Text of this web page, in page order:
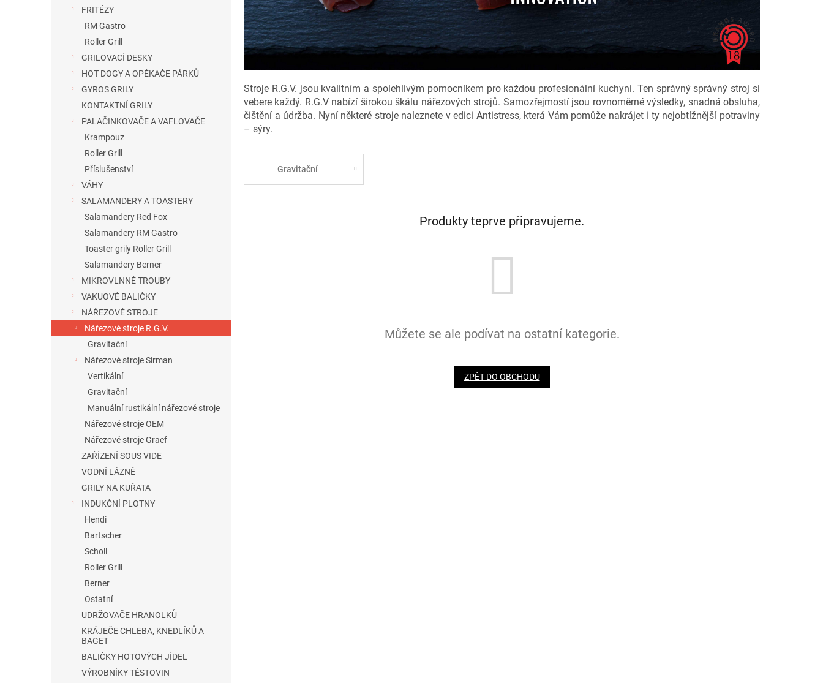
FRITÉZY
RM Gastro
Roller Grill
GRILOVACÍ DESKY
HOT DOGY A OPÉKAČE PÁRKŮ
GYROS GRILY
KONTAKTNÍ GRILY
PALAČINKOVAČE A VAFLOVAČE
Krampouz
Roller Grill
Příslušenství
VÁHY
SALAMANDERY A TOASTERY
Salamandery Red Fox
Salamandery RM Gastro
Toaster grily Roller Grill
Salamandery Berner
MIKROVLNNÉ TROUBY
VAKUOVÉ BALIČKY
NÁŘEZOVÉ STROJE
Nářezové stroje R.G.V.
Gravitační
Nářezové stroje Sirman
Vertikální
Gravitační
Manuální rustikální nářezové stroje
Nářezové stroje OEM
Nářezové stroje Graef
ZAŘÍZENÍ SOUS VIDE
VODNÍ LÁZNĚ
GRILY NA KUŘATA
INDUKČNÍ PLOTNY
Hendi
Bartscher
Scholl
Roller Grill
Berner
Ostatní
UDRŽOVAČE HRANOLKŮ
KRÁJEČE CHLEBA, KNEDLÍKŮ A
BAGET
BALIČKY HOTOVÝCH JÍDEL
VÝROBNÍKY TĚSTOVIN
Stroje R.G.V. jsou kvalitním a spolehlivým pomocníkem pro každou profesionální kuchyni. Ten správný správný stroj si
vebere každý. R.G.V nabízí širokou škálu nářezových strojů. Samozřejmostí jsou rovnoměrné výsledky, snadná obsluha,
čištění a údržba. Nyní některé stroje naleznete v edici Antistress, která Vám pomůže nakrájet i ty nejobtížnější potraviny
– sýry.
Gravitační
Produkty teprve připravujeme.
Můžete se ale podívat na ostatní kategorie.
ZPĚT DO OBCHODU